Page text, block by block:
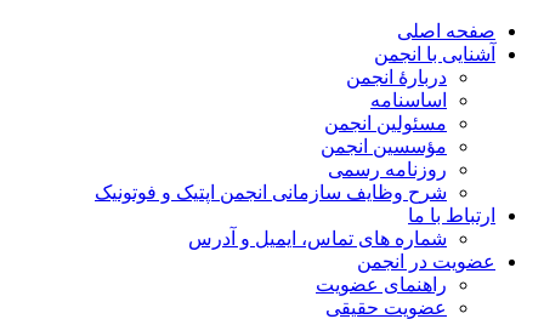
صفحه اصلی
آشنایی با انجمن
دربارۀ انجمن
اساسنامه
مسئولین انجمن
مؤسسین انجمن
روزنامه رسمی
شرح وظایف سازمانی انجمن اپتیک و فوتونیک
ارتباط با ما
شماره های تماس، ایمیل و آدرس
عضویت در انجمن
راهنمای عضویت
عضویت حقیقی